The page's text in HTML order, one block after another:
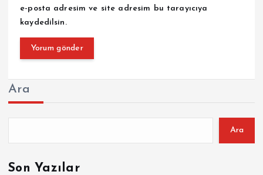
e-posta adresim ve site adresim bu tarayıcıya
kaydedilsin.
Ara
Ara
Son Yazılar